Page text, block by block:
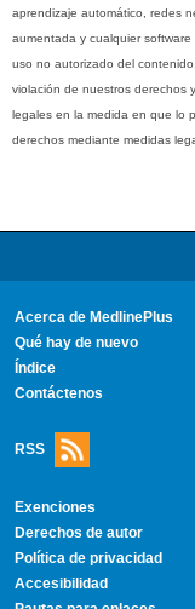
aprendizaje automático, redes
aumentada y cualquier
uso no autorizado del
violación de nuestros derechos
legales en la medida en que lo
derechos mediante medidas
Acerca de MedlinePlus
Qué hay de nuevo
Índice
Contáctenos
RSS
Exenciones
Derechos de autor
Política de privacidad
Accesibilidad